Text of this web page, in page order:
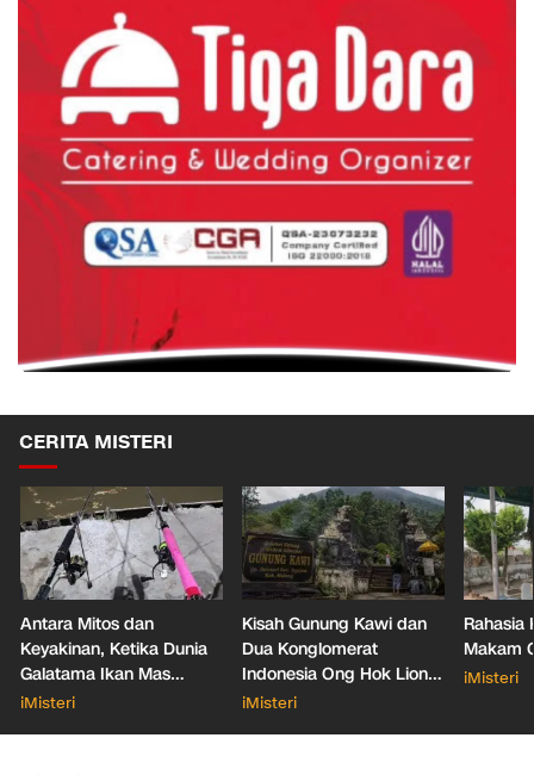
CERITA MISTERI
Antara Mitos dan
Keyakinan, Ketika Dunia
Galatama Ikan Mas
Bersentuhan dengan Hal
iMisteri
Kisah Gunung Kawi dan
Dua Konglomerat
Indonesia Ong Hok Liong
hingga Liem Sioe Liong
iMisteri
Rahasia
Makam
iMisteri